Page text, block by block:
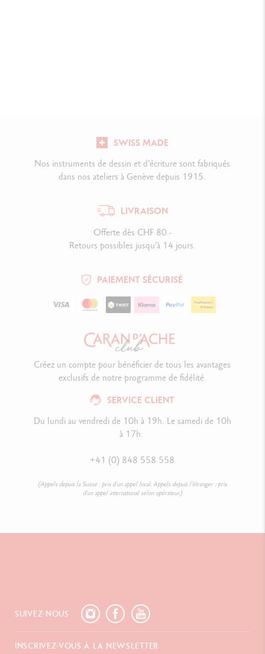
SWISS MADE
Nos instruments de dessin et d’écriture sont fabriqués
dans nos ateliers à Genève depuis 1915.
LIVRAISON
Offerte dès CHF 80.-
Retours possibles jusqu'à 14 jours.
PAIEMENT SÉCURISÉ
SERVICE CLIENT
Du lundi au vendredi de 10h à 19h. Le samedi de 10h
à 17h.
+41 (0) 848 558 558
(Appels depuis la Suisse : prix d’un appel local. Appels depuis l’étranger : prix
d’un appel international selon opérateur.)
Créez un compte pour bénéficier de tous les avantages
exclusifs de notre programme de fidélité.
SUIVEZ-NOUS
INSCRIVEZ-VOUS À LA NEWSLETTER